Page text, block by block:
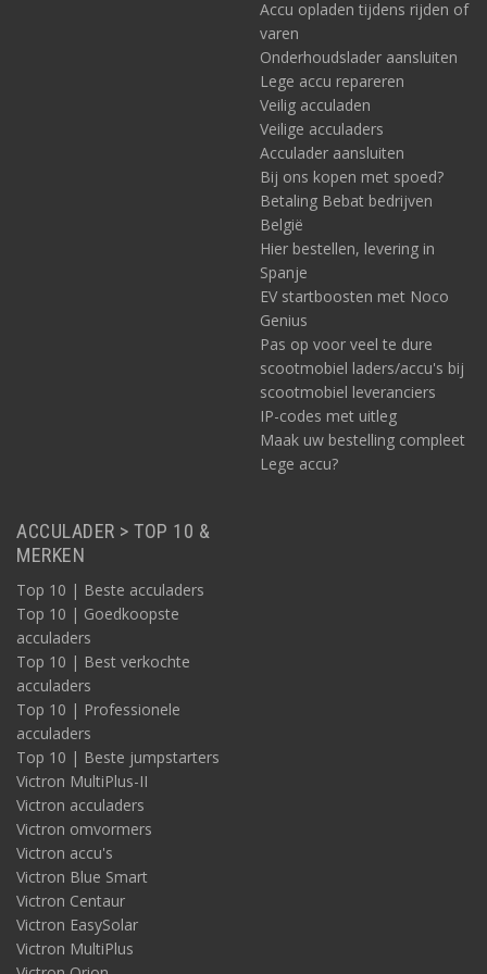
flexibele soort maakt tijdens het rijden minder geluid dan een
paneel met frame dat (deels) uitsteekt. Maar welke u kunt
gebruiken, hangt ook af van de vorm van het dak en de
beschikbare ruimte. Voor gedetailleerde informatie, niet alleen
over de panelen zelf maar ook over laadregelaars en
aansluitmateriaal, verwijzen we naar onze pagina’s over
Naast zonnepanelen en tevens windturbines kan Acculaders.nl
ook de volgende componenten van een camper off-gridsysteem
leveren. Onder meer voor de Citroën Jumper.
Een solar laadregelaar legt de noodzakelijke verbinding tussen
het zonnepaneel en de accu – de opslagaccu (zie hierna). De
laadregelaar zorgt voor de juiste laadspanning, onder meer
rekening houdend met het type accu (AGM, Gel, Lithium). Bij
een off-gridsysteem adviseren wij een MPPT laadregelaar,
vanwege, kort gezegd, de hogere efficiëntie.
Opslagaccu
De opslagaccu / accessoire accu vormt het hart van het
energieopslagsysteem. Vanuit de accu of de accubank worden
de aangesloten apparaat-accu’s gevoed, direct of op een later
moment. De accessoire accu is geschikt voor het opladen van
elektrische apparatuur op 12 volt, 24 volt en/of 230 volt, via een
of meerdere omvormers. Denk aan apparaten in de
omgebouwde camper zoals de kookplaat, koelkast, kachel,
verlichting, magnetron en tv.
Accu opladen tijdens rijden of
varen
Onderhoudslader aansluiten
Lege accu repareren
Veilig acculaden
Veilige acculaders
Acculader aansluiten
Bij ons kopen met spoed?
Betaling Bebat bedrijven
België
Hier bestellen, levering in
Spanje
EV startboosten met Noco
Genius
Pas op voor veel te dure
scootmobiel laders/accu's bij
scootmobiel leveranciers
IP-codes met uitleg
Maak uw bestelling compleet
Lege accu?
ACCULADER > TOP 10 &
MERKEN
Top 10 | Beste acculaders
Top 10 | Goedkoopste
acculaders
Top 10 | Best verkochte
acculaders
Top 10 | Professionele
acculaders
Top 10 | Beste jumpstarters
Victron MultiPlus-II
Victron acculaders
Victron omvormers
Victron accu's
Victron Blue Smart
Victron Centaur
Victron EasySolar
Victron MultiPlus